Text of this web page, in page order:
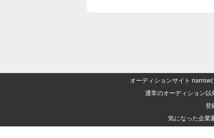
オーディションサイト
通常のオーディション以
登
気になった企業